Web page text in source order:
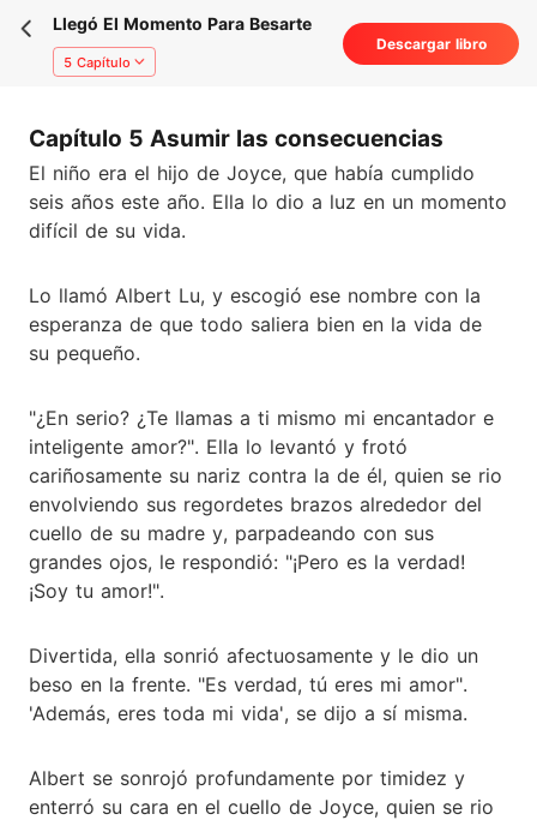
Llegó El Momento Para Besarte
5 Capítulo
Descargar libro
Capítulo 5 Asumir las consecuencias
El niño era el hijo de Joyce, que había cumplido
seis años este año. Ella lo dio a luz en un momento
difícil de su vida.
Lo llamó Albert Lu, y escogió ese nombre con la
esperanza de que todo saliera bien en la vida de
su pequeño.
"¿En serio? ¿Te llamas a ti mismo mi encantador e
inteligente amor?". Ella lo levantó y frotó
cariñosamente su nariz contra la de él, quien se rio
envolviendo sus regordetes brazos alrededor del
cuello de su madre y, parpadeando con sus
grandes ojos, le respondió: "¡Pero es la verdad!
¡Soy tu amor!".
Divertida, ella sonrió afectuosamente y le dio un
beso en la frente. "Es verdad, tú eres mi amor".
'Además, eres toda mi vida', se dijo a sí misma.
Albert se sonrojó profundamente por timidez y
enterró su cara en el cuello de Joyce, quien se rio